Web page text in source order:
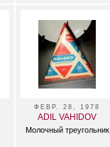
ФЕВР. 28, 1978
ADIL VAHIDOV
Молочный треугольник